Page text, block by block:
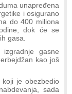
unapređena
i osigurano
do 400 miliona
dok će se
gasa.
gasne
kao još
je obezbedio
sada